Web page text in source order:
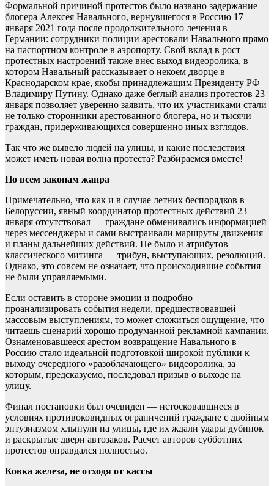
Формальной причиной протестов было названо задержание
блогера Алексея Навального, вернувшегося в Россию 17
января 2021 года после продолжительного лечения в
Германии: сотрудники полиции арестовали Навального прямо
на паспортном контроле в аэропорту. Свой вклад в рост
протестных настроений также внес выход видеоролика, в
котором Навальный рассказывает о некоем дворце в
Краснодарском крае, якобы принадлежащим Президенту РФ
Владимиру Путину. Однако даже беглый анализ протестов 23
января позволяет уверенно заявить, что их участниками стали
не только сторонники арестованного блогера, но и тысячи
граждан, придерживающихся совершенно иных взглядов.
Так что же вывело людей на улицы, и какие последствия
может иметь новая волна протеста? Разбираемся вместе!
По всем законам жанра
Примечательно, что как и в случае летних беспорядков в
Белоруссии, явный координатор протестных действий 23
января отсутствовал — граждане обменивались информацией
через мессенджеры и сами выстраивали маршруты движения
и планы дальнейших действий. Не было и атрибутов
классического митинга — трибун, выступающих, резолюций.
Однако, это совсем не означает, что происходившие события
не были управляемыми.
Если оставить в стороне эмоции и подробно
проанализировать события недели, предшествовавшей
массовым выступлениям, то может сложиться ощущение, что
читаешь сценарий хорошо продуманной рекламной кампании.
Ознаменовавшееся арестом возвращение Навального в
Россию стало идеальной подготовкой широкой публики к
выходу очередного «разоблачающего» видеоролика, за
которым, предсказуемо, последовал призыв о выходе на
улицу.
Финал постановки был очевиден — истосковавшиеся в
условиях противоковидных ограничений граждане с двойным
энтузиазмом хлынули на улицы, где их ждали удары дубинок
и раскрытые двери автозаков. Расчет авторов субботних
протестов оправдался полностью.
Ковка железа, не отходя от кассы